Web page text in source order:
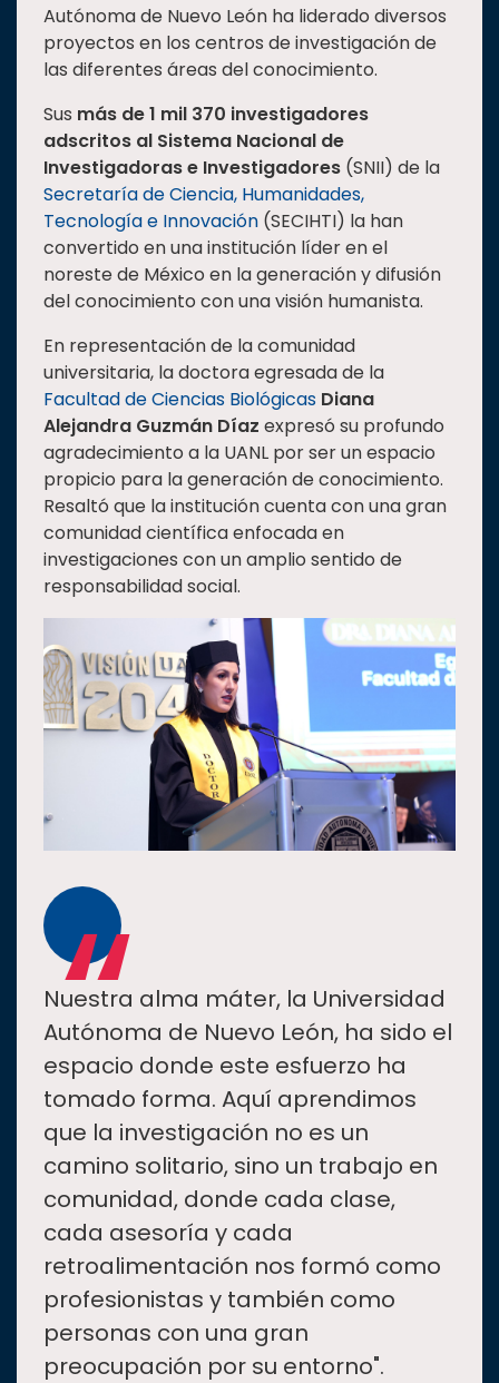
Autónoma de Nuevo León ha liderado diversos
proyectos en los centros de investigación de
las diferentes áreas del conocimiento.
Sus más de 1 mil 370 investigadores
adscritos al Sistema Nacional de
Investigadoras e Investigadores (SNII) de la
Secretaría de Ciencia, Humanidades,
Tecnología e Innovación (SECIHTI) la han
convertido en una institución líder en el
noreste de México en la generación y difusión
del conocimiento con una visión humanista.
En representación de la comunidad
universitaria, la doctora egresada de la
Facultad de Ciencias Biológicas Diana
Alejandra Guzmán Díaz expresó su profundo
agradecimiento a la UANL por ser un espacio
propicio para la generación de conocimiento.
Resaltó que la institución cuenta con una gran
comunidad científica enfocada en
investigaciones con un amplio sentido de
responsabilidad social.
“
Nuestra alma máter, la Universidad
Autónoma de Nuevo León, ha sido el
espacio donde este esfuerzo ha
tomado forma. Aquí aprendimos
que la investigación no es un
camino solitario, sino un trabajo en
comunidad, donde cada clase,
cada asesoría y cada
retroalimentación nos formó como
profesionistas y también como
personas con una gran
preocupación por su entorno".